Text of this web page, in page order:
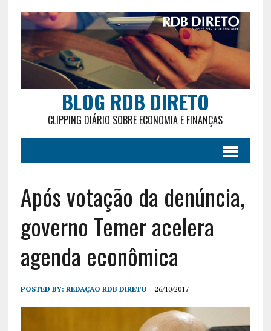
BLOG RDB DIRETO
CLIPPING DIÁRIO SOBRE ECONOMIA E FINANÇAS
Após votação da denúncia,
governo Temer acelera
agenda econômica
POSTED BY: REDAÇÃO RDB DIRETO 26/10/2017